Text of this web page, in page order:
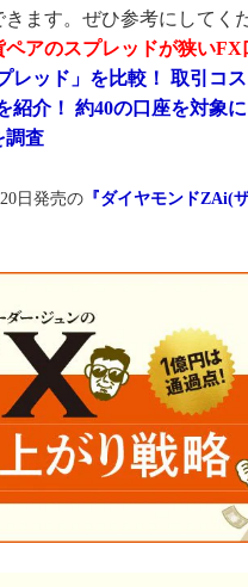
ます。ぜひ参考にしてく
アのスプレッドが狭いFX
レッド」を比較！ 取引コ
紹介！ 約40の口座を対象
調査
日発売の 『ダイヤモンドZAi(